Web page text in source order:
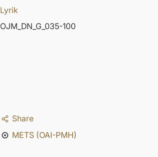
Lyrik
OJM_DN_G_035-100
Share
METS (OAI-PMH)